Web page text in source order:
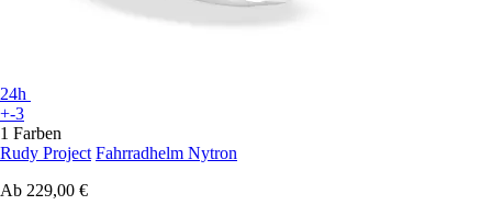
24h
+-3
1 Farben
Rudy Project Fahrradhelm Nytron
Ab 229,00 €